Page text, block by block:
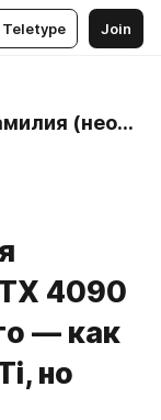
Join
Имя (необязательно) Фамилия (необязательно)
4090
— как
но